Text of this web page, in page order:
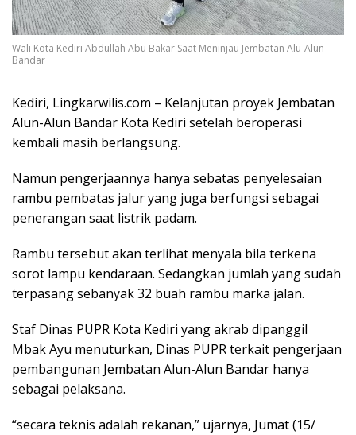
Wali Kota Kediri Abdullah Abu Bakar Saat Meninjau Jembatan Alu-Alun
Bandar
Kediri, Lingkarwilis.com – Kelanjutan proyek Jembatan
Alun-Alun Bandar Kota Kediri setelah beroperasi
kembali masih berlangsung.
Namun pengerjaannya hanya sebatas penyelesaian
rambu pembatas jalur yang juga berfungsi sebagai
penerangan saat listrik padam.
Rambu tersebut akan terlihat menyala bila terkena
sorot lampu kendaraan. Sedangkan jumlah yang sudah
terpasang sebanyak 32 buah rambu marka jalan.
Staf Dinas PUPR Kota Kediri yang akrab dipanggil
Mbak Ayu menuturkan, Dinas PUPR terkait pengerjaan
pembangunan Jembatan Alun-Alun Bandar hanya
sebagai pelaksana.
“secara teknis adalah rekanan,” ujarnya, Jumat (15/